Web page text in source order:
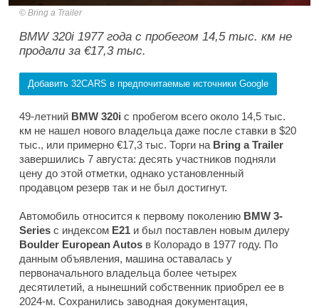
Bring a Trailer
BMW 320i 1977 года с пробегом 14,5 тыс. км не
продали за €17,3 тыс.
Добавить 32CARS в предпочитаемые источники Google
49-летний BMW 320i с пробегом всего около 14,5 тыс.
км не нашел нового владельца даже после ставки в $20
тыс., или примерно €17,3 тыс. Торги на Bring a Trailer
завершились 7 августа: десять участников подняли
цену до этой отметки, однако установленный
продавцом резерв так и не был достигнут.
Автомобиль относится к первому поколению BMW 3-
Series с индексом E21 и был поставлен новым дилеру
Boulder European Autos в Колорадо в 1977 году. По
данным объявления, машина оставалась у
первоначального владельца более четырех
десятилетий, а нынешний собственник приобрел ее в
2024-м. Сохранились заводная документация,